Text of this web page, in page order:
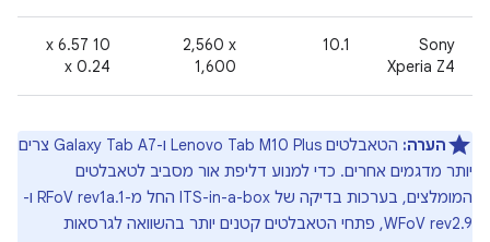
Sony
Xperia Z4
10.1
‎2,560 x
1,600
‫10 x 6.57
x 0.24
הערה:
הטאבלטים Lenovo Tab M10 Plus ו-Galaxy Tab A7 צרים
יותר מדגמים אחרים. כדי למנוע דליפת אור מסביב לטאבלטים
המומלצים, בערכות בדיקה של ITS-in-a-box החל מ-RFoV rev1a.1 ו-
WFoV rev2.9, פתחי הטאבלטים קטנים יותר בהשוואה לגרסאות